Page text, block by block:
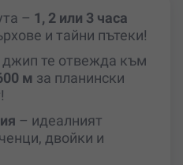
– 1, 2 или 3 часа
и тайни пътеки!
те отвежда към
м за планински
– идеалният
двойки и